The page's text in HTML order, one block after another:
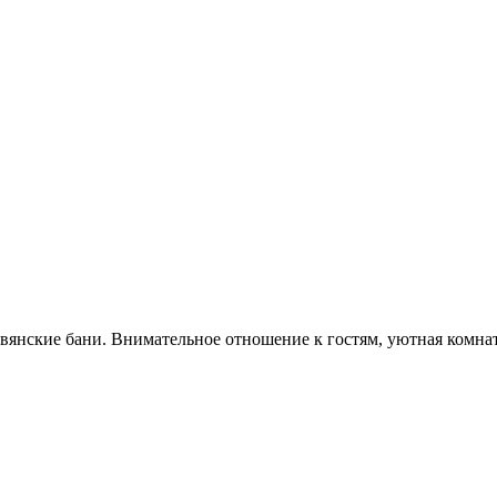
бани. Внимательное отношение к гостям, уютная